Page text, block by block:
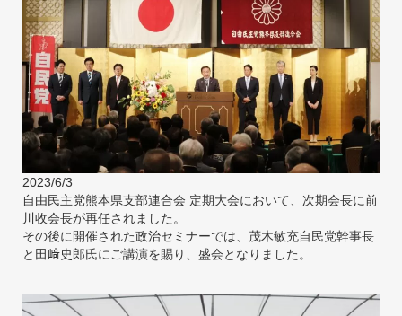
2023/6/3
自由民主党熊本県支部連合会 定期大会において、次期会長に前
川收会長が再任されました。
その後に開催された政治セミナーでは、茂木敏充自民党幹事長
と田﨑史郎氏にご講演を賜り、盛会となりました。